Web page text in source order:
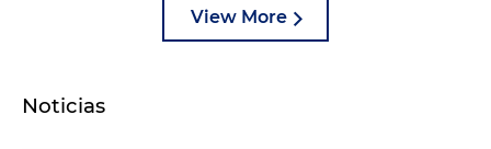
View More
Noticias